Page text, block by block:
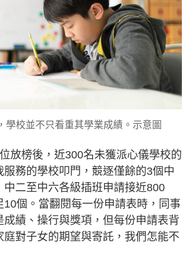
學校並不只看重其學業成績。示意圖
放榜後，近300名未獲派心儀學校的
服務的學校叩門，競逐僅餘的3個中
中二至中六各級插班申請接近800
10個。當翻閱每一份申請表時，同事
成績、操行與獎項，但每份申請表背
庭對子女的期望與寄託，我們怎能不